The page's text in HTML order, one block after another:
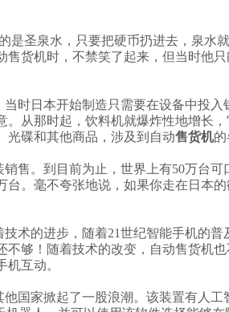
是圣泉水，只要把硬币扔进去，泉水
货机时，不禁笑了起来，但当时他
时日本开始制造只需要在设备中投
从那时起，饮料机就爆炸性地增长
光碟和其他商品，涉及到自动售货机的
售。到目前为止，世界上有50万台
。毫不夸张地说，如果你走在日本
术的进步，随着21世纪智能手机的
够！随着技术的改变，自动售货机
互动。
国家掀起了一股浪潮。该装置有人工